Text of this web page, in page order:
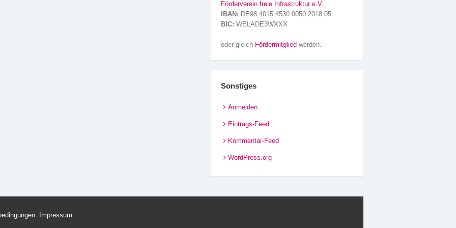
Förderverein freie Infrastruktur e.V.
IBAN: DE98 4015 4530 0050 2018 05
BIC: WELADE3WXXX
oder gleich Fördermitglied werden.
Sonstiges
Anmelden
Eintrags-Feed
Kommentar-Feed
WordPress.org
Impressum